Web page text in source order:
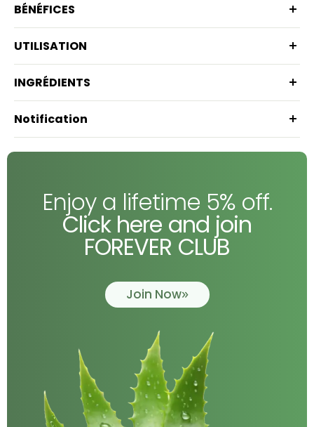
BÉNÉFICES
UTILISATION
INGRÉDIENTS
Notification
Enjoy a lifetime 5% off.
Click here and join
FOREVER CLUB
Join Now